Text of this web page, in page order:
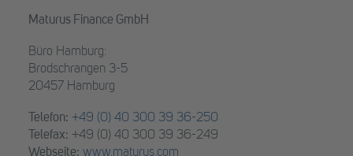
Maturus Finance GmbH
Büro Hamburg:
Brodschrangen 3-5
20457 Hamburg
Telefon: +49 (0) 40 300 39 36-250
Telefax: +49 (0) 40 300 39 36-249
Webseite: www.maturus.com